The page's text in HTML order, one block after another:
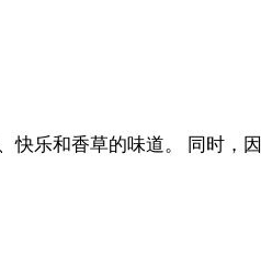
乐和香草的味道。 同时，